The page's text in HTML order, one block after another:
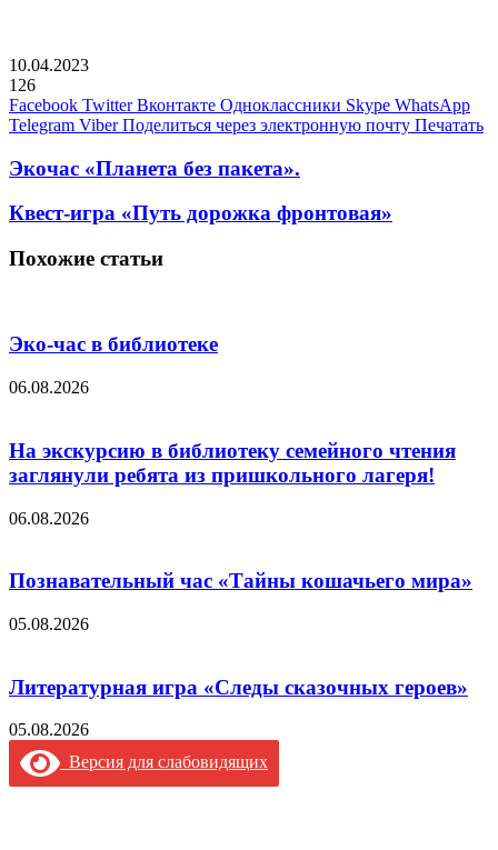
10.04.2023
126
Facebook Twitter Вконтакте Одноклассники Skype WhatsApp
Telegram Viber Поделиться через электронную почту Печатать
Экочас «Планета без пакета».
Квест-игра «Путь дорожка фронтовая»
Похожие статьи
Эко-час в библиотеке
06.08.2026
На экскурсию в библиотеку семейного чтения
заглянули ребята из пришкольного лагеря!
06.08.2026
Познавательный час «Тайны кошачьего мира»
05.08.2026
Литературная игра «Следы сказочных героев»
05.08.2026
Версия для слабовидящих